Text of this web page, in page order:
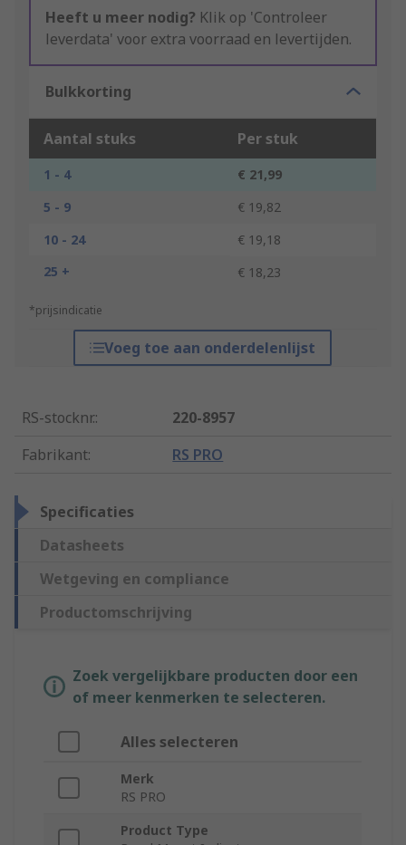
Heeft u meer nodig? Klik op 'Controleer
leverdata' voor extra voorraad en levertijden.
Bulkkorting
Aantal stuks Per stuk
1 - 4
€ 21,99
5 - 9
€ 19,82
10 - 24
€ 19,18
25 +
€ 18,23
*prijsindicatie
Voeg toe aan onderdelenlijst
RS-stocknr.:
220-8957
Fabrikant: RS PRO
Specificaties
Datasheets
Wetgeving en compliance
Productomschrijving
Zoek vergelijkbare producten door een
of meer kenmerken te selecteren.
Alles selecteren
Merk
RS PRO
Product Type